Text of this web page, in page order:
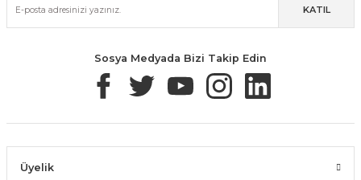
Güvenli Paketleme Taksit / Havale İle Alışveriş Kolay İade & Değişim
KATIL
Sosya Medyada Bizi Takip Edin
Üyelik